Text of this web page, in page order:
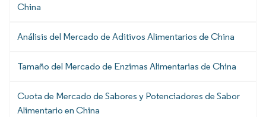
China
Análisis del Mercado de Aditivos Alimentarios de China
Tamaño del Mercado de Enzimas Alimentarias de China
Cuota de Mercado de Sabores y Potenciadores de Sabor
Alimentario en China